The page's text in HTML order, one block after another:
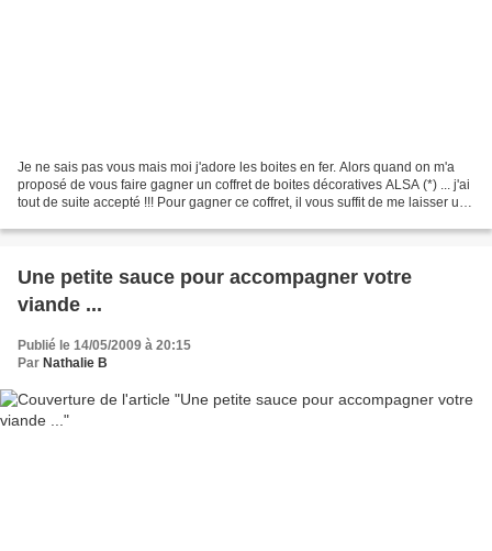
Je ne sais pas vous mais moi j'adore les boites en fer. Alors quand on m'a
proposé de vous faire gagner un coffret de boites décoratives ALSA (*) ... j'ai
tout de suite accepté !!! Pour gagner ce coffret, il vous suffit de me laisser un
Une petite sauce pour accompagner votre
viande ...
Publié le 14/05/2009 à 20:15
Par Nathalie B